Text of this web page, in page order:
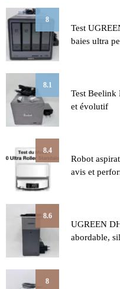
8
Test
baies ultra
8.1
Test Beelink
et évolutif
8.4
Robot
avis et
8.6
UGREEN
abordable,
8